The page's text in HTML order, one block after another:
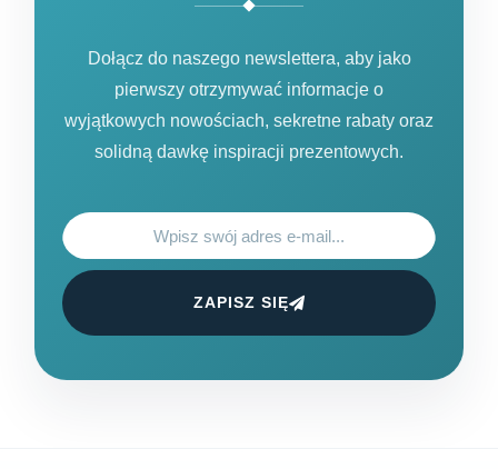
Dołącz do naszego newslettera, aby jako
pierwszy otrzymywać informacje o
wyjątkowych nowościach, sekretne rabaty oraz
solidną dawkę inspiracji prezentowych.
ZAPISZ SIĘ